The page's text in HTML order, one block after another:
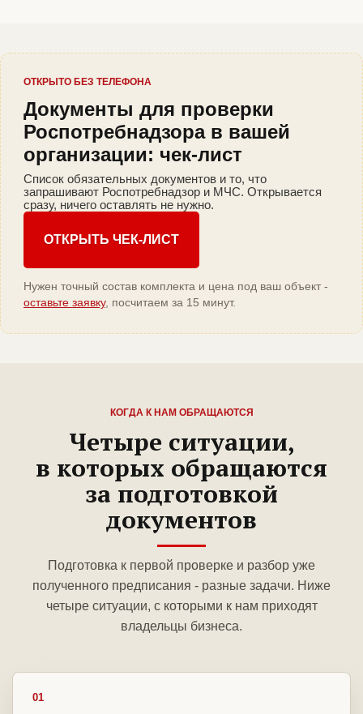
ОТКРЫТО БЕЗ ТЕЛЕФОНА
Документы для проверки
Роспотребнадзора в вашей
организации: чек-лист
Список обязательных документов и то, что
запрашивают Роспотребнадзор и МЧС. Открывается
сразу, ничего оставлять не нужно.
ОТКРЫТЬ ЧЕК-ЛИСТ
Нужен точный состав комплекта и цена под ваш объект -
оставьте заявку, посчитаем за 15 минут.
КОГДА К НАМ ОБРАЩАЮТСЯ
Четыре ситуации,
в которых обращаются
за подготовкой
документов
Подготовка к первой проверке и разбор уже
полученного предписания - разные задачи. Ниже
четыре ситуации, с которыми к нам приходят
владельцы бизнеса.
01